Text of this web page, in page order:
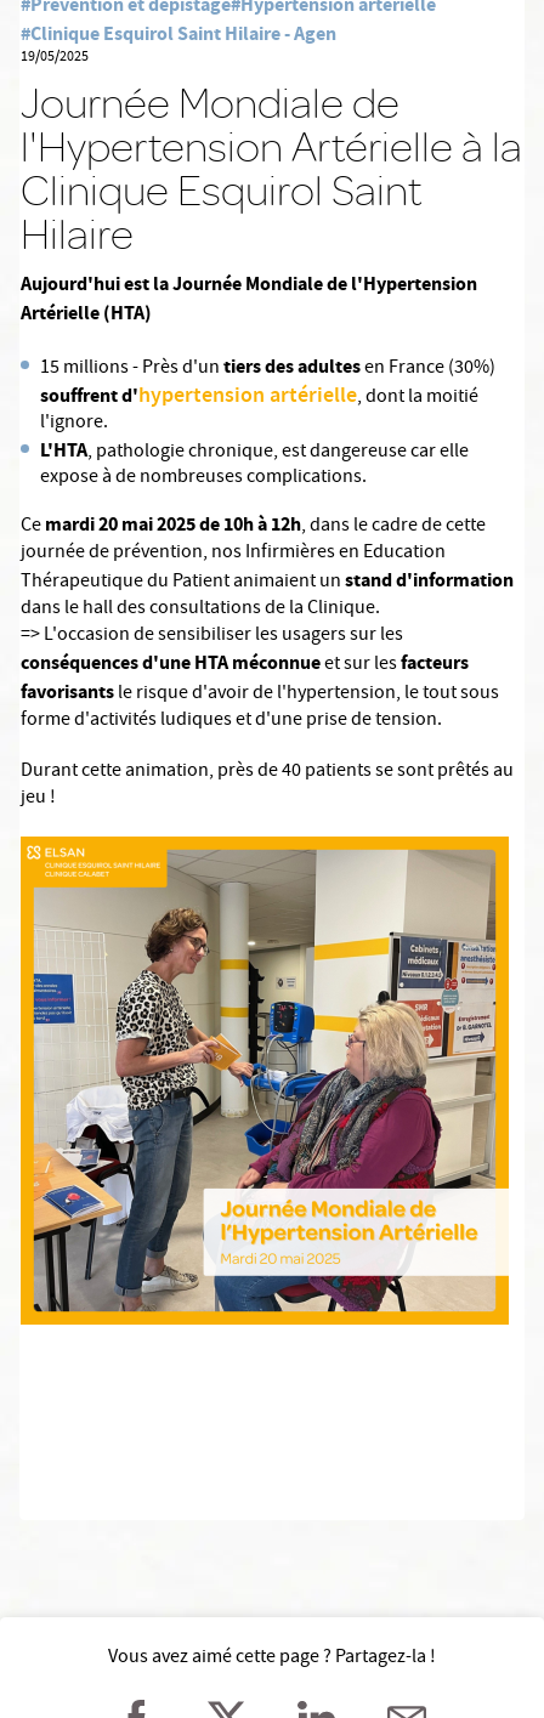
#Clinique Esquirol Saint Hilaire - Agen
19/05/2025
Journée Mondiale de
l'Hypertension Artérielle à la
Clinique Esquirol Saint
Hilaire
Aujourd'hui est la Journée Mondiale de l'Hypertension
Artérielle (HTA)
15 millions - Près d'untiers des adultesen France (30%)
souffrent d'hypertension artérielle, dont la moitié
l'ignore.
L'HTA, pathologie chronique, est dangereuse car elle
expose à de nombreuses complications.
Cemardi 20 mai 2025 de 10h à 12h, dans le cadre de cette
journée de prévention, nos Infirmières en Education
Thérapeutique du Patient animaient unstand d'information
dans le hall des consultations de la Clinique.
=> L'occasion de sensibiliser les usagers sur les
conséquences d'une HTA méconnueet sur lesfacteurs
favorisantsle risque d'avoir de l'hypertension, le tout sous
forme d'activités ludiques et d'une prise de tension.
Durant cette animation, près de 40 patients se sont prêtés au
jeu !
Vous avez aimé cette page ? Partagez-la !